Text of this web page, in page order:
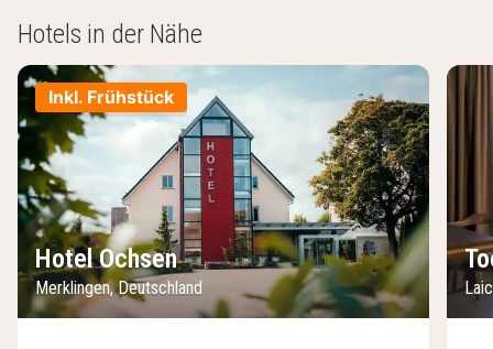
Hotels in der Nähe
Inkl. Frühstück
Hotel Ochsen
Merklingen, Deutschland